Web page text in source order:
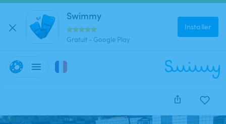
Swimmy
Gratuit - Google Play
Installer